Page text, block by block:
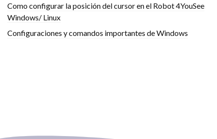
Como configurar la posición del cursor en el Robot 4YouSee
Windows/ Linux
Configuraciones y comandos importantes de Windows